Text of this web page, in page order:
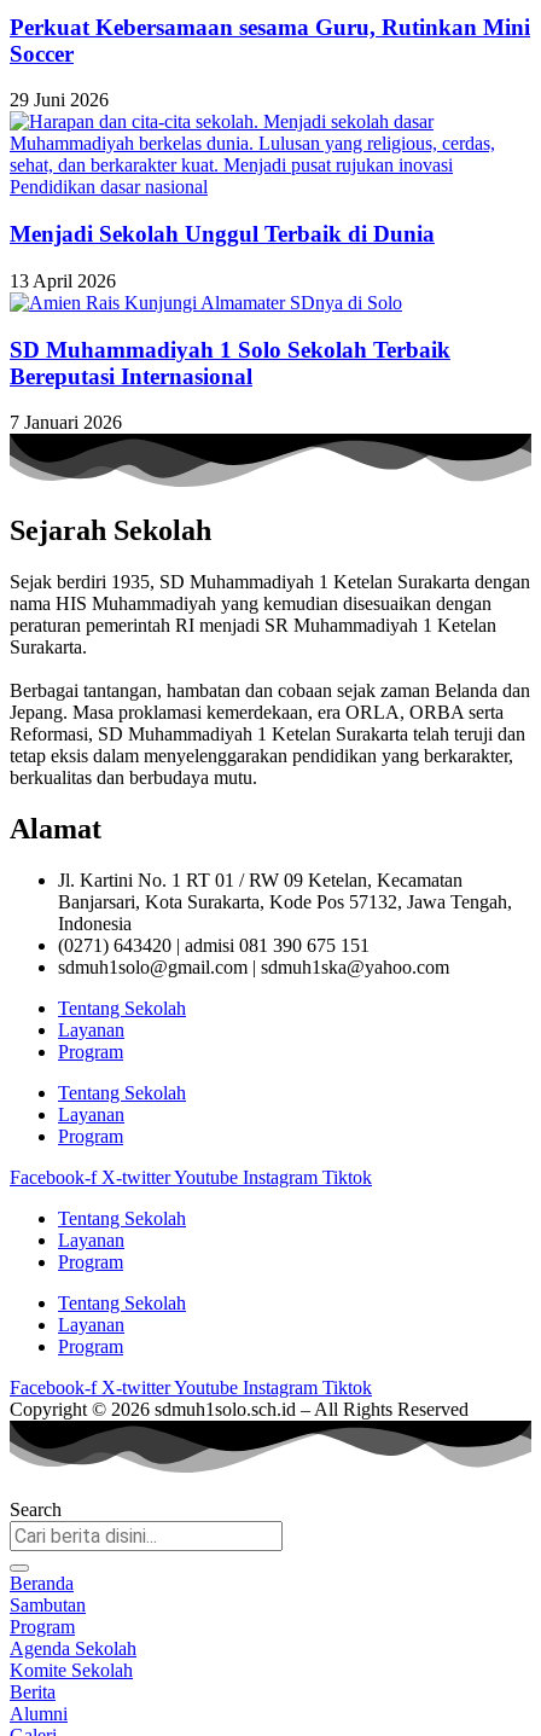
Perkuat Kebersamaan sesama Guru, Rutinkan Mini
Soccer
29 Juni 2026
Menjadi Sekolah Unggul Terbaik di Dunia
13 April 2026
SD Muhammadiyah 1 Solo Sekolah Terbaik
Bereputasi Internasional
7 Januari 2026
Sejarah Sekolah
Sejak berdiri 1935, SD Muhammadiyah 1 Ketelan Surakarta dengan
nama HIS Muhammadiyah yang kemudian disesuaikan dengan
peraturan pemerintah RI menjadi SR Muhammadiyah 1 Ketelan
Surakarta.
Berbagai tantangan, hambatan dan cobaan sejak zaman Belanda dan
Jepang. Masa proklamasi kemerdekaan, era ORLA, ORBA serta
Reformasi, SD Muhammadiyah 1 Ketelan Surakarta telah teruji dan
tetap eksis dalam menyelenggarakan pendidikan yang berkarakter,
berkualitas dan berbudaya mutu.
Alamat
Jl. Kartini No. 1 RT 01 / RW 09 Ketelan, Kecamatan
Banjarsari, Kota Surakarta, Kode Pos 57132, Jawa Tengah,
Indonesia
(0271) 643420 | admisi 081 390 675 151
sdmuh1solo@gmail.com | sdmuh1ska@yahoo.com
Tentang Sekolah
Layanan
Program
Tentang Sekolah
Layanan
Program
Facebook-f X-twitterYoutube Instagram Tiktok
Tentang Sekolah
Layanan
Program
Tentang Sekolah
Layanan
Program
Facebook-f X-twitterYoutube Instagram Tiktok
Copyright © 2026 sdmuh1solo.sch.id – All Rights Reserved
Search
Beranda
Sambutan
Program
Agenda Sekolah
Komite Sekolah
Berita
Alumni